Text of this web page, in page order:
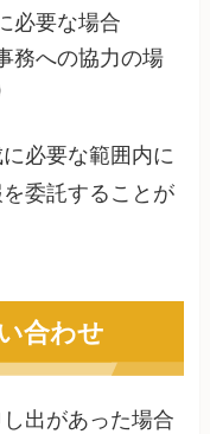
必要な場合
務への協力の場
必要な範囲内に
委託することが
合わせ
出があった場合